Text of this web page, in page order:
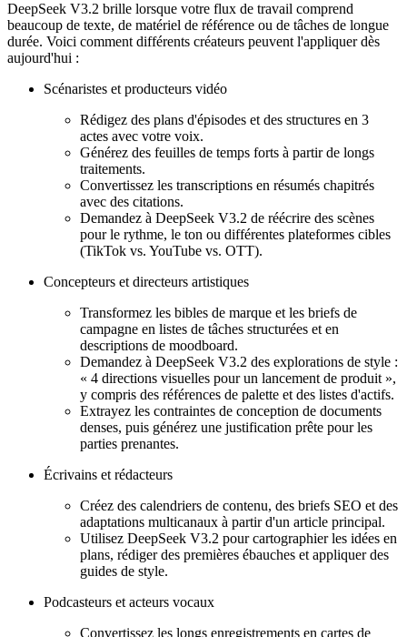
DeepSeek V3.2 brille lorsque votre flux de travail comprend
beaucoup de texte, de matériel de référence ou de tâches de longue
durée. Voici comment différents créateurs peuvent l'appliquer dès
aujourd'hui :
Scénaristes et producteurs vidéo
Rédigez des plans d'épisodes et des structures en 3
actes avec votre voix.
Générez des feuilles de temps forts à partir de longs
traitements.
Convertissez les transcriptions en résumés chapitrés
avec des citations.
Demandez à DeepSeek V3.2 de réécrire des scènes
pour le rythme, le ton ou différentes plateformes cibles
(TikTok vs. YouTube vs. OTT).
Concepteurs et directeurs artistiques
Transformez les bibles de marque et les briefs de
campagne en listes de tâches structurées et en
descriptions de moodboard.
Demandez à DeepSeek V3.2 des explorations de style :
« 4 directions visuelles pour un lancement de produit »,
y compris des références de palette et des listes d'actifs.
Extrayez les contraintes de conception de documents
denses, puis générez une justification prête pour les
parties prenantes.
Écrivains et rédacteurs
Créez des calendriers de contenu, des briefs SEO et des
adaptations multicanaux à partir d'un article principal.
Utilisez DeepSeek V3.2 pour cartographier les idées en
plans, rédiger des premières ébauches et appliquer des
guides de style.
Podcasteurs et acteurs vocaux
Convertissez les longs enregistrements en cartes de